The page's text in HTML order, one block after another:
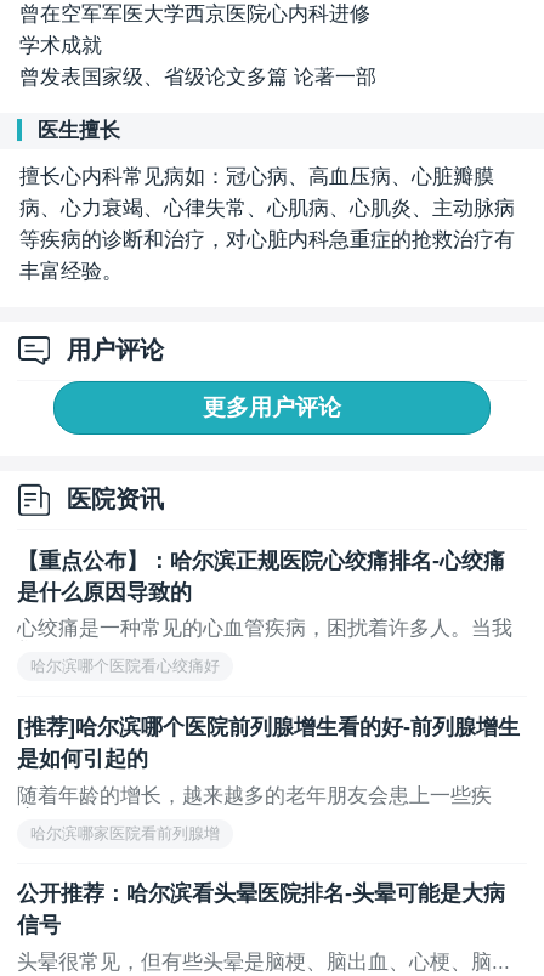
曾在空军军医大学西京医院心内科进修
学术成就
曾发表国家级、省级论文多篇 论著一部
医生擅长
擅长心内科常见病如：冠心病、高血压病、心脏瓣膜
病、心力衰竭、心律失常、心肌病、心肌炎、主动脉病
等疾病的诊断和治疗，对心脏内科急重症的抢救治疗有
丰富经验。
用户评论
更多用户评论
医院资讯
【重点公布】：哈尔滨正规医院心绞痛排名-心绞痛
是什么原因导致的
心绞痛是一种常见的心血管疾病，困扰着许多人。当我
哈尔滨哪个医院看心绞痛好
[推荐]哈尔滨哪个医院前列腺增生看的好-前列腺增生
是如何引起的
随着年龄的增长，越来越多的老年朋友会患上一些疾
哈尔滨哪家医院看前列腺增
公开推荐：哈尔滨看头晕医院排名-头晕可能是大病
信号
头晕很常见，但有些头晕是脑梗、脑出血、心梗、脑...